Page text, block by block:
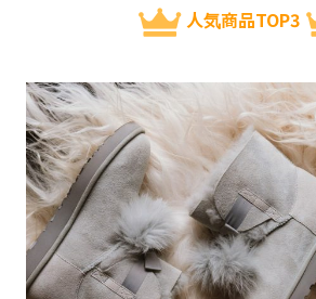
人気商品TOP3